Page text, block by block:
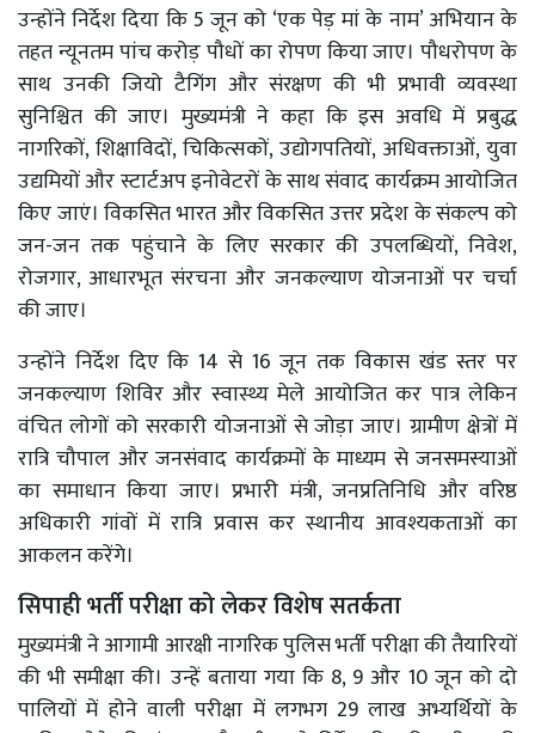
उन्होंने निर्देश दिया कि 5 जून को ‘एक पेड़ मां के नाम’ अभियान के
तहत न्यूनतम पांच करोड़ पौधों का रोपण किया जाए। पौधरोपण के
साथ उनकी जियो टैगिंग और संरक्षण की भी प्रभावी व्यवस्था
सुनिश्चित की जाए। मुख्यमंत्री ने कहा कि इस अवधि में प्रबुद्ध
नागरिकों, शिक्षाविदों, चिकित्सकों, उद्योगपतियों, अधिवक्ताओं, युवा
उद्यमियों और स्टार्टअप इनोवेटरों के साथ संवाद कार्यक्रम आयोजित
किए जाएं। विकसित भारत और विकसित उत्तर प्रदेश के संकल्प को
जन-जन तक पहुंचाने के लिए सरकार की उपलब्धियों, निवेश,
रोजगार, आधारभूत संरचना और जनकल्याण योजनाओं पर चर्चा
की जाए।
उन्होंने निर्देश दिए कि 14 से 16 जून तक विकास खंड स्तर पर
जनकल्याण शिविर और स्वास्थ्य मेले आयोजित कर पात्र लेकिन
वंचित लोगों को सरकारी योजनाओं से जोड़ा जाए। ग्रामीण क्षेत्रों में
रात्रि चौपाल और जनसंवाद कार्यक्रमों के माध्यम से जनसमस्याओं
का समाधान किया जाए। प्रभारी मंत्री, जनप्रतिनिधि और वरिष्ठ
अधिकारी गांवों में रात्रि प्रवास कर स्थानीय आवश्यकताओं का
आकलन करेंगे।
सिपाही भर्ती परीक्षा को लेकर विशेष सतर्कता
मुख्यमंत्री ने आगामी आरक्षी नागरिक पुलिस भर्ती परीक्षा की तैयारियों
की भी समीक्षा की। उन्हें बताया गया कि 8, 9 और 10 जून को दो
पालियों में होने वाली परीक्षा में लगभग 29 लाख अभ्यर्थियों के